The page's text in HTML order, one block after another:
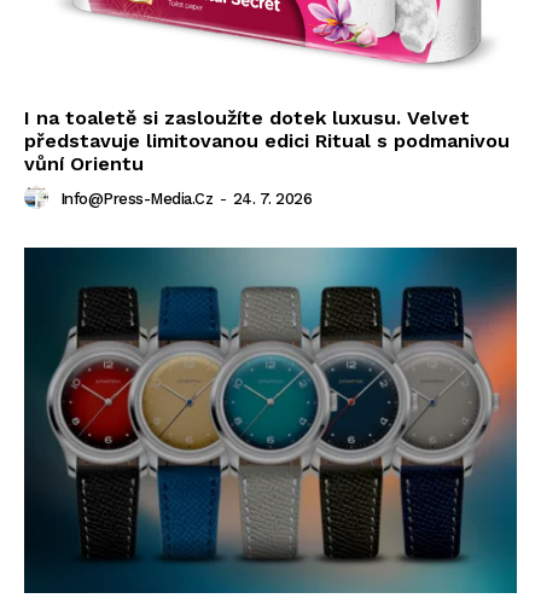
I na toaletě si zasloužíte dotek luxusu. Velvet
představuje limitovanou edici Ritual s podmanivou
vůní Orientu
Info@press-Media.cz - 24. 7. 2026